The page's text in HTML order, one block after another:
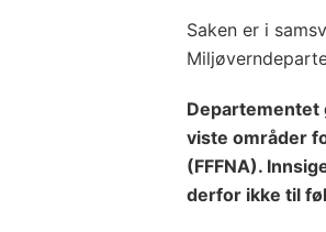
Saken er i
Departementet
viste områder
(FFFNA).
derfor ikke til